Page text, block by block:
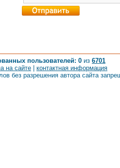
пользователей: 0 из 6701
на сайте
контактная информация
без разрешения автора сайта